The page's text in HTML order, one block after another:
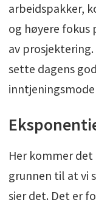
arbeidspakker,
og høyere
av
sette dagens
Her kommer
grunnen til at vi
sier det. Det er